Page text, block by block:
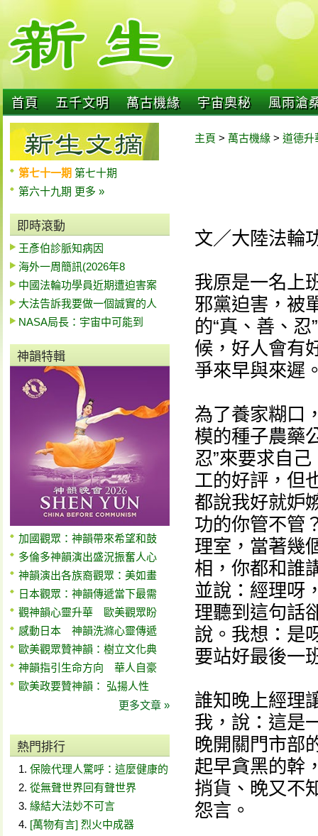
首頁 五千文明 萬古機緣 宇宙奧秘 風雨滄
第七十一期 第七十期
第六十九期 更多 »
即時滾動
王彥伯診脈知病因
海外一周簡訊(2026年8
中國法輪功學員近期遭迫害案
大法告訴我要做一個誠實的人
NASA局長：宇宙中可能到
神韻特輯
加國觀眾：神韻帶來希望和鼓
多倫多神韻演出盛況振奮人心
神韻演出各族裔觀眾：美如畫
日本觀眾：神韻傳遞當下最需
觀神韻心靈升華 歐美觀眾盼
感動日本 神韻洗滌心靈傳遞
歐美觀眾贊神韻：樹立文化典
神韻指引生命方向 華人自豪
歐美政要贊神韻： 弘揚人性
更多文章 »
熱門排行
保險代理人驚呼：這麼健康的
從無聲世界回有聲世界
緣結大法妙不可言
[萬物有言] 烈火中成器
主頁 > 萬古機緣 > 道德升
文／大陸法輪
我原是一名上
邪黨迫害，被
的“真、善、
候，好人會有
爭來早與來遲
為了養家糊口
模的種子農藥
忍”來要求自
工的好評，但
都說我好就妒
功的你管不管
理室，當著幾
相，你都和誰
並說：經理呀
理聽到這句話
說。我想：是
要站好最後一
誰知晚上經理
我，說：這是
晚開關門市部
起早貪黑的幹
捎貨、晚又不
怨言。